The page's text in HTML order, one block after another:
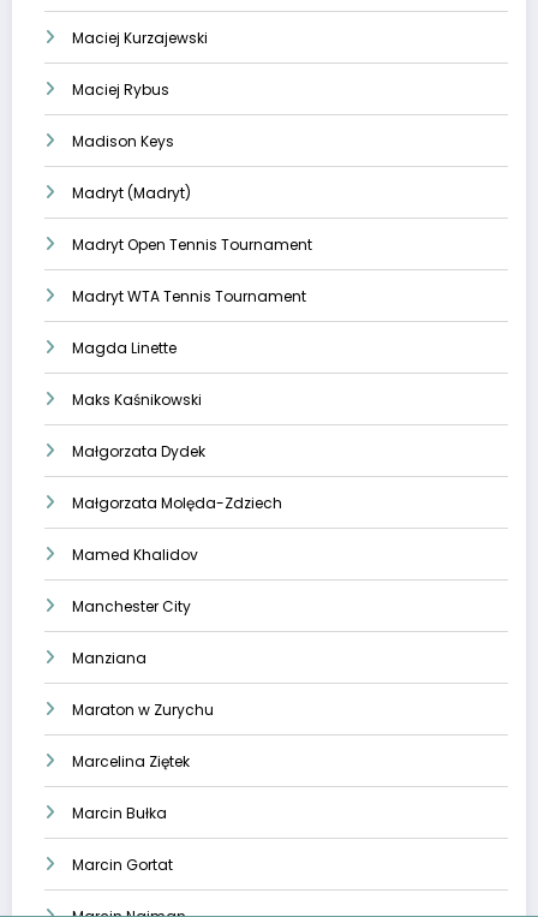
Maciej Kurzajewski
Maciej Rybus
Madison Keys
Madryt (Madryt)
Madryt Open Tennis Tournament
Madryt WTA Tennis Tournament
Magda Linette
Maks Kaśnikowski
Małgorzata Dydek
Małgorzata Molęda-Zdziech
Mamed Khalidov
Manchester City
Manziana
Maraton w Zurychu
Marcelina Ziętek
Marcin Bułka
Marcin Gortat